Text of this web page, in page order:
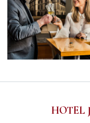
HOTEL